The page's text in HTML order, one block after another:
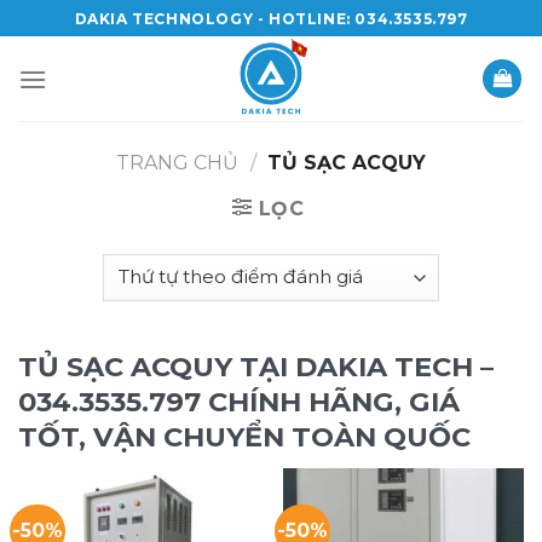
to
content
DAKIA TECHNOLOGY - HOTLINE: 034.3535.797
TRANG CHỦ / TỦ SẠC ACQUY
LỌC
TỦ SẠC ACQUY TẠI DAKIA TECH –
034.3535.797 CHÍNH HÃNG, GIÁ
TỐT, VẬN CHUYỂN TOÀN QUỐC
-50% -50%